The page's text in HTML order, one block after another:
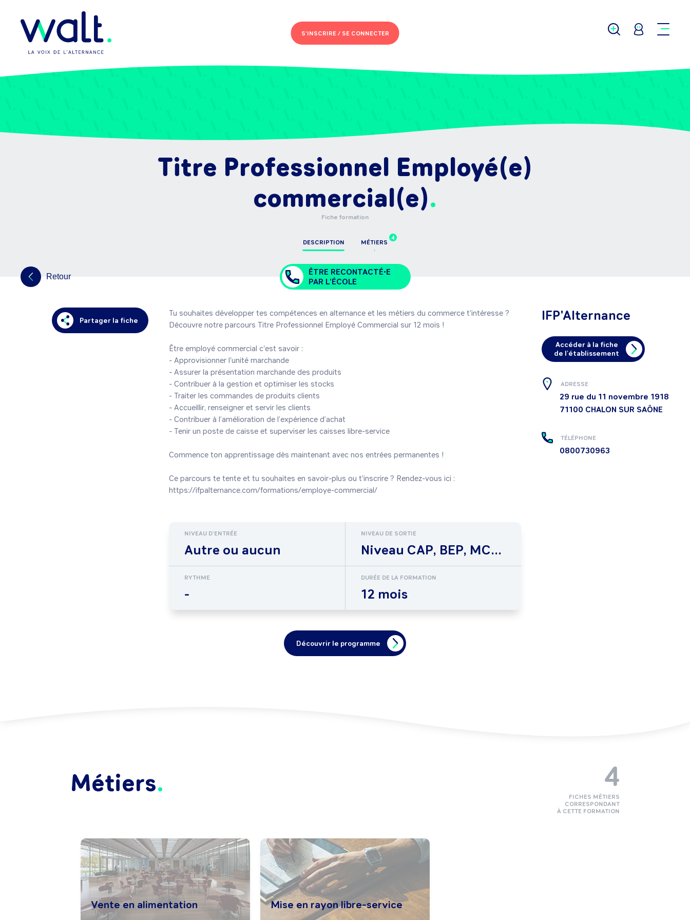
S'INSCRIRE /SE CONNECTER
Titre Professionnel Employé(e)
commercial(e)
Fiche formation
DESCRIPTION
4
MÉTIERS
ÊTRE RECONTACTÉ•E
PAR L'ÉCOLE
Retour
Partager la fiche
Tu souhaites développer tes compétences en alternance et les métiers du commerce t'intéresse ?
Découvre notre parcours Titre Professionnel Employé Commercial sur 12 mois !
Être employé commercial c'est savoir :
- Approvisionner l'unité marchande
- Assurer la présentation marchande des produits
- Contribuer à la gestion et optimiser les stocks
- Traiter les commandes de produits clients
- Accueillir, renseigner et servir les clients
- Contribuer à l’amélioration de l’expérience d’achat
- Tenir un poste de caisse et superviser les caisses libre-service
Commence ton apprentissage dès maintenant avec nos entrées permanentes !
Ce parcours te tente et tu souhaites en savoir-plus ou t'inscrire ? Rendez-vous ici :
NIVEAU D'ENTRÉE
Autre ou aucun
NIVEAU DE SORTIE
Niveau CAP, BEP, MC...
RYTHME
-
DURÉE DE LA FORMATION
12 mois
Découvrir le programme
IFP'Alternance
Accéder à la fiche
de l'établissement
ADRESSE
29 rue du 11 novembre 1918
71100 CHALON SUR SAÔNE
TÉLÉPHONE
0800730963
Métiers
Vente en alimentation Mise en rayon libre-service
4
FICHES MÉTIERS
CORRESPONDANT
À CETTE FORMATION